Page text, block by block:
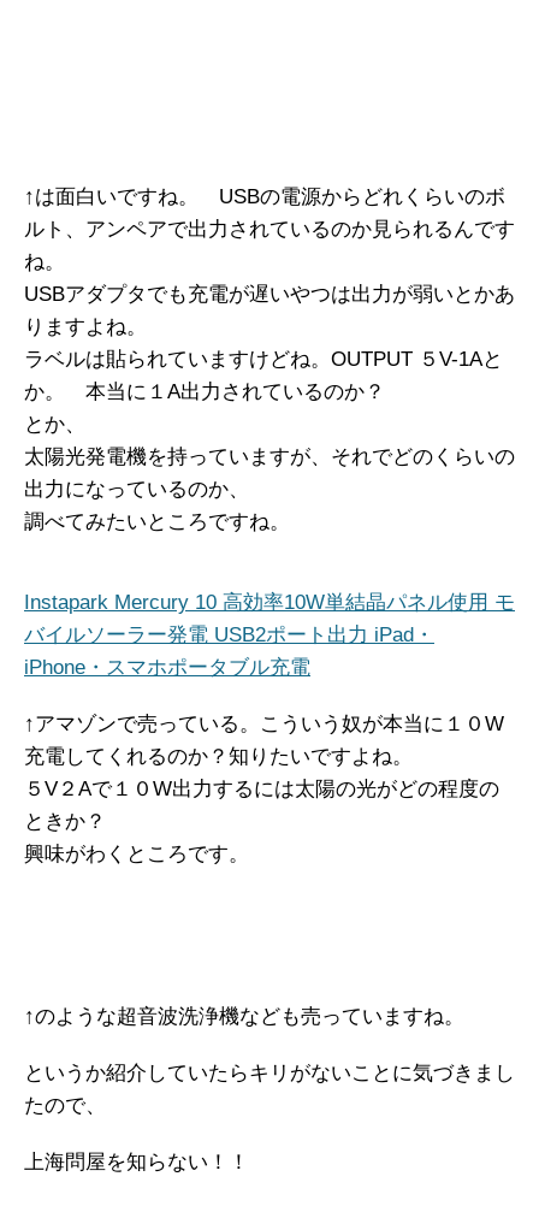
↑は面白いですね。 USBの電源からどれくらいのボ
ルト、アンペアで出力されているのか見られるんです
ね。
USBアダプタでも充電が遅いやつは出力が弱いとかあ
りますよね。
ラベルは貼られていますけどね。OUTPUT ５V-1Aと
か。 本当に１A出力されているのか？
とか、
太陽光発電機を持っていますが、それでどのくらいの
出力になっているのか、
調べてみたいところですね。
Instapark Mercury 10 高効率10W単結晶パネル使用 モ
バイルソーラー発電 USB2ポート出力 iPad・
iPhone・スマホポータブル充電
↑アマゾンで売っている。こういう奴が本当に１０W
充電してくれるのか？知りたいですよね。
５V２Aで１０W出力するには太陽の光がどの程度の
ときか？
興味がわくところです。
↑のような超音波洗浄機なども売っていますね。
というか紹介していたらキリがないことに気づきまし
たので、
上海問屋を知らない！！